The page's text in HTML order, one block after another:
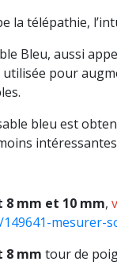
la télépathie,
Bleu, aussi
utilisée pour
bleu est
8 mm et 10 mm,
mesurer-
8 mm tour de